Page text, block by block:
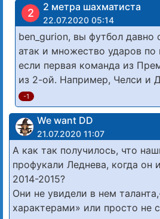
2 2 метра шахматиста
22.07.2020 05:14
ben_gurion, вы футбол давно
атак и множество ударов
если первая команда из
из 2-ой. Например, Челси и
-1
We want DD
21.07.2020 11:07
А как так получилось, что
профукали Леднева, когда он
2014-2015?
Они не увидели в нем
характерами» или просто не